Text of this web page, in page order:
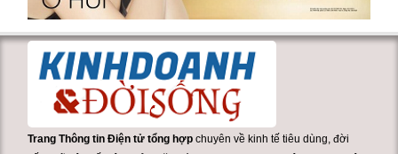
Trang Thông tin Điện tử tổng hợp chuyên về kinh tế tiêu dùng, đời